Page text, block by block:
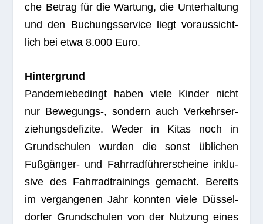
che Betrag für die War­tung, die Unter­hal­tung
und den Buchungs­ser­vice liegt vor­aus­sicht­
lich bei etwa 8.000 Euro.
Hin­ter­grund
Pan­de­mie­be­dingt haben viele Kin­der nicht
nur Bewegungs‑, son­dern auch Ver­kehrs­er­
zie­hungs­de­fi­zite. Weder in Kitas noch in
Grund­schu­len wur­den die sonst übli­chen
Fuß­gän­ger- und Fahr­rad­füh­rer­scheine inklu­
sive des Fahr­rad­trai­nings gemacht. Bereits
im ver­gan­ge­nen Jahr konn­ten viele Düs­sel­
dor­fer Grund­schu­len von der Nut­zung eines